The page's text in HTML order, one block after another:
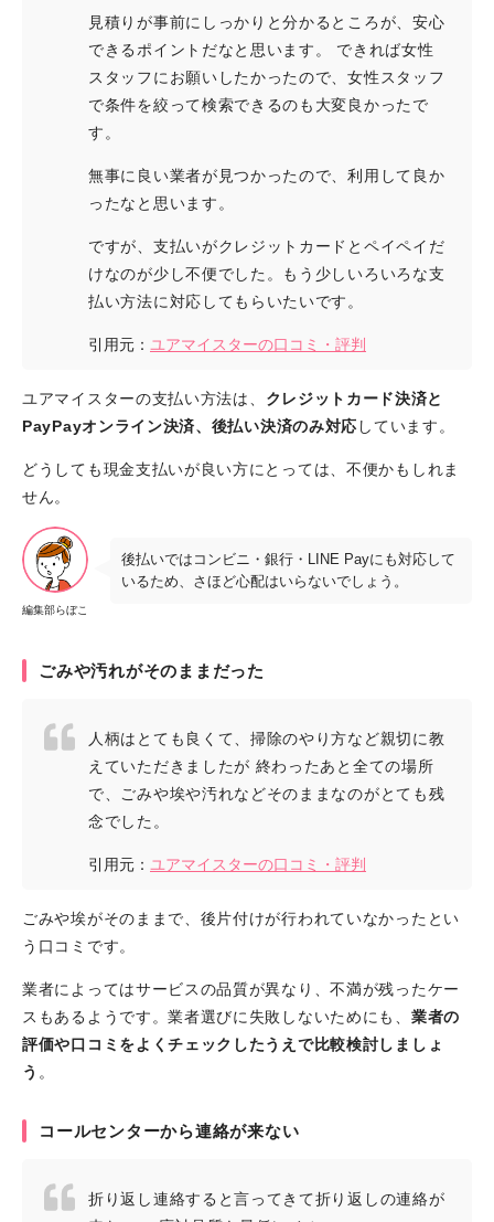
見積りが事前にしっかりと分かるところが、安心
できるポイントだなと思います。 できれば女性
スタッフにお願いしたかったので、女性スタッフ
で条件を絞って検索できるのも大変良かったで
す。
無事に良い業者が見つかったので、利用して良か
ったなと思います。
ですが、支払いがクレジットカードとペイペイだ
けなのが少し不便でした。もう少しいろいろな支
払い方法に対応してもらいたいです。
引用元： ユアマイスターの口コミ・評判
ユアマイスターの支払い方法は、 クレジットカード決済と
PayPayオンライン決済、後払い決済のみ対応 しています。
どうしても現金支払いが良い方にとっては、不便かもしれま
せん。
編集部らぼこ
後払いではコンビニ・銀行・LINE Payにも対応して
いるため、さほど心配はいらないでしょう。
ごみや汚れがそのままだった
人柄はとても良くて、掃除のやり方など親切に教
えていただきましたが 終わったあと全ての場所
で、ごみや埃や汚れなどそのままなのがとても残
念でした。
引用元： ユアマイスターの口コミ・評判
ごみや埃がそのままで、後片付けが行われていなかったとい
う口コミです。
業者によってはサービスの品質が異なり、不満が残ったケー
スもあるようです。業者選びに失敗しないためにも、 業者の
評価や口コミをよくチェックしたうえで比較検討しましょ
う 。
コールセンターから連絡が来ない
折り返し連絡すると言ってきて折り返しの連絡が